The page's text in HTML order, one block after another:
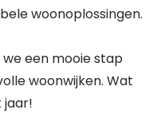
woonoplossingen.
een mooie stap
woonwijken. Wat
jaar!